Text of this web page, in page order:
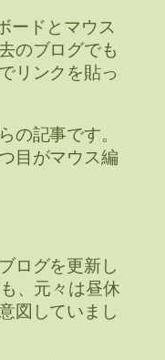
ードとマウス
のブログでも
リンクを貼っ
の記事です。
目がマウス編
ログを更新し
、元々は昼休
図していまし